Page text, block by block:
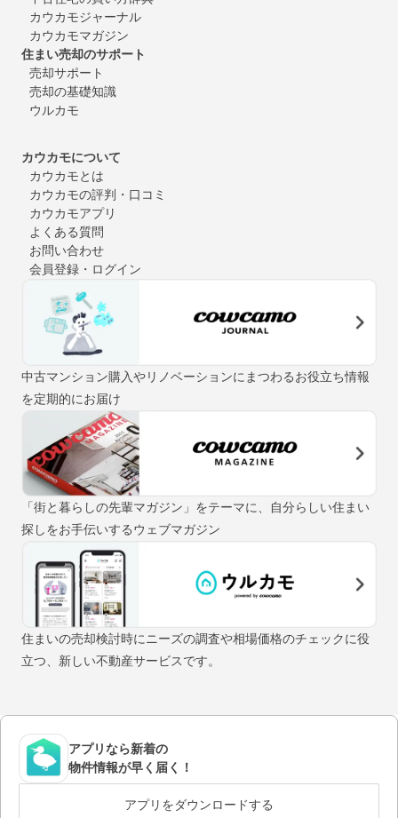
カウカモジャーナル
カウカモマガジン
住まい売却のサポート
売却サポート
売却の基礎知識
ウルカモ
カウカモについて
カウカモとは
カウカモの評判・口コミ
カウカモアプリ
よくある質問
お問い合わせ
会員登録・ログイン
中古マンション購入やリノベーションにまつわるお役立ち情報
を定期的にお届け
「街と暮らしの先輩マガジン」をテーマに、自分らしい住まい
探しをお手伝いするウェブマガジン
住まいの売却検討時にニーズの調査や相場価格のチェックに役
立つ、新しい不動産サービスです。
アプリなら新着の
物件情報が早く届く！
アプリをダウンロードする